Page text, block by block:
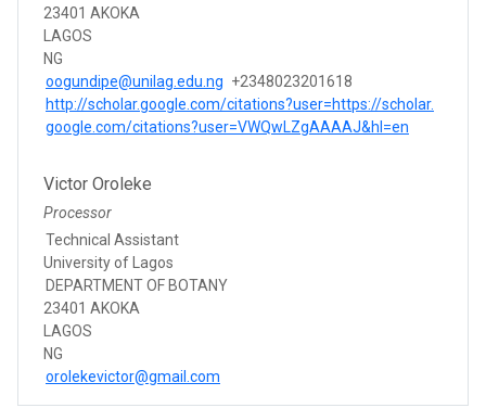
23401 AKOKA
LAGOS
NG
oogundipe@unilag.edu.ng +2348023201618
http://scholar.google.com/citations?user=https://scholar.
google.com/citations?user=VWQwLZgAAAAJ&hl=en
Victor Oroleke
Processor
Technical Assistant
University of Lagos
DEPARTMENT OF BOTANY
23401 AKOKA
LAGOS
NG
orolekevictor@gmail.com